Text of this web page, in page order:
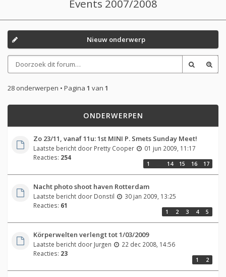
Events 2007/2008
Nieuw onderwerp
28 onderwerpen • Pagina 1 van 1
ONDERWERPEN
Zo 23/11, vanaf 11u: 1st MINI P. Smets Sunday Meet!
Laatste bericht door Pretty Cooper
01 jun 2009, 11:17
Reacties: 254
1 14 15 16 17
Nacht photo shoot haven Rotterdam
Laatste bericht door Donstil
30 jan 2009, 13:25
Reacties: 61
1 2 3 4 5
Körperwelten verlengt tot 1/03/2009
Laatste bericht door Jurgen
22 dec 2008, 14:56
Reacties: 23
1 2